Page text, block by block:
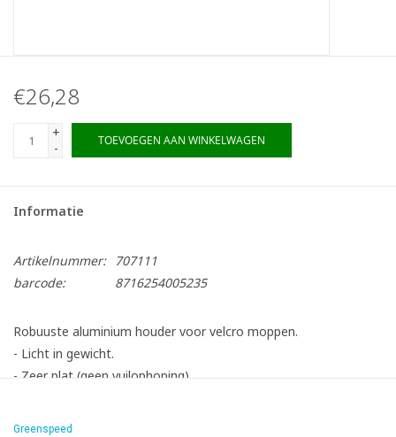
€26,28
+
-
TOEVOEGEN AAN WINKELWAGEN
Informatie
Artikelnummer:
707111
barcode:
8716254005235
Robuuste aluminium houder voor velcro moppen.
- Licht in gewicht.
- Zeer plat (geen vuilophoping).
- Velcrostrips zijn eenvoudig te vervangen.
Greenspeed